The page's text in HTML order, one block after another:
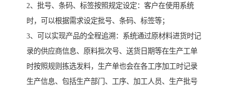
2、批号、条码、标签按照规定设定：客户在使用系统
时，可以根据需求设定批号、条码、标签等；
3、可以实现产品的全程追溯：系统通过原材料进货时记
录的供应商信息、原料批次号、送货日期等在生产工单
时按照规则拣选发料，生产单也会在各工序加工时记录
生产信息、包括生产部门、工序、加工人员、生产批号